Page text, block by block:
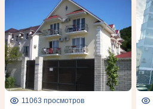
11063 просмотров